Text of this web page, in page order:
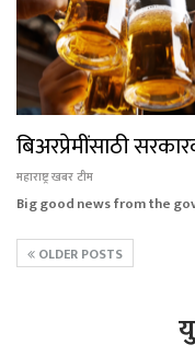
बिअरप्रेमींसाठी
महाराष्ट्र खबर टीम
Big good news from the
OLDER POSTS